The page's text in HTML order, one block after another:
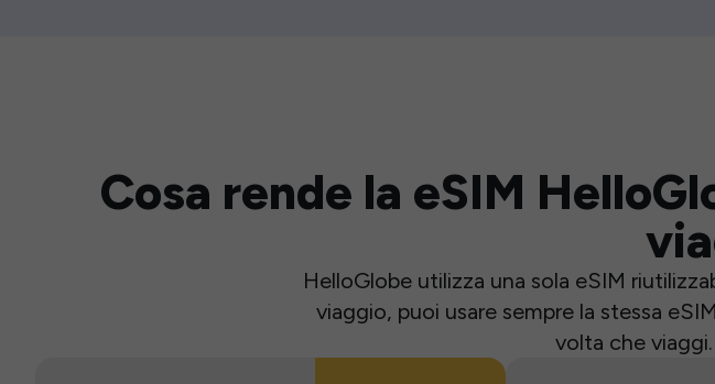
Cosa rende la eSIM
HelloGlobe utilizza una sola eSIM
viaggio, puoi usare sempre la stessa
volta che